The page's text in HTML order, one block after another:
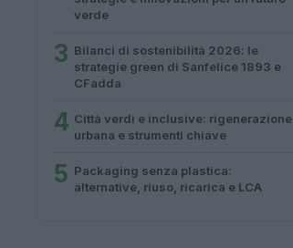
verde
3 Bilanci di sostenibilità 2026: le
strategie green di Sanfelice 1893 e
CFadda
4 Città verdi e inclusive: rigenerazione
urbana e strumenti chiave
5 Packaging senza plastica:
alternative, riuso, ricarica e LCA